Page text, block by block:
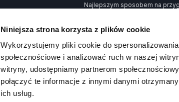
Niniejsza strona korzysta z plików cookie
Wykorzystujemy pliki cookie do
społecznościowe i analizować ruch w naszej
witryny, udostępniamy partnerom
połączyć te informacje z innymi danymi
ich usług.
Najlepszym sposobem na